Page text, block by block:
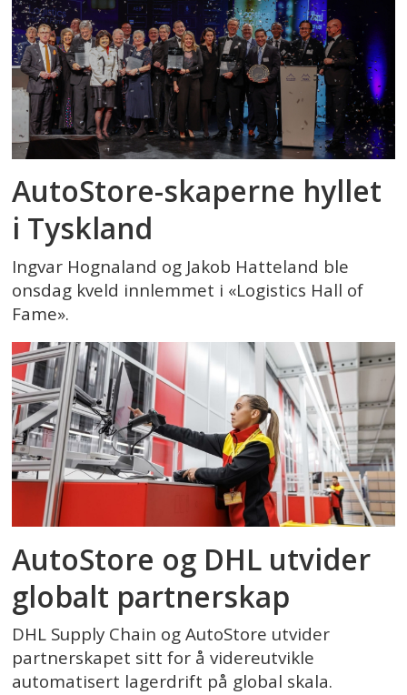
AutoStore-skaperne hyllet
i Tyskland
Ingvar Hognaland og Jakob Hatteland ble
onsdag kveld innlemmet i «Logistics Hall of
Fame».
AutoStore og DHL utvider
globalt partnerskap
DHL Supply Chain og AutoStore utvider
partnerskapet sitt for å videreutvikle
automatisert lagerdrift på global skala.